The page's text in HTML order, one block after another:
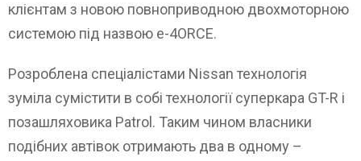
клієнтам з новою повноприводною двохмоторною
системою під назвою e-4ORCE.
Розроблена спеціалістами Nissan технологія
зуміла сумістити в собі технології суперкара GT-R і
позашляховика Patrol. Таким чином власники
подібних автівок отримають два в одному –